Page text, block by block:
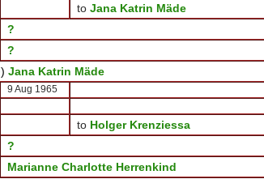
to Jana Katrin Mäde
?
?
) Jana Katrin Mäde
9 Aug 1965
to Holger Krenziessa
?
Marianne Charlotte Herrenkind